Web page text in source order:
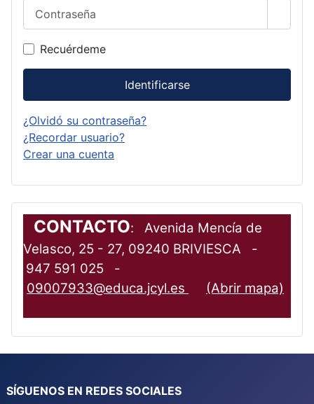
Recuérdeme
Identificarse
¿Olvidó su contraseña?
¿Recordar usuario?
Crear una cuenta
CONTACTO: Avenida Mencía de
Velasco, 25 - 27, 09240 BRIVIESCA -
947 591 025 -
09007933@educa.jcyl.es
(Abrir mapa)
SÍGUENOS EN REDES SOCIALES